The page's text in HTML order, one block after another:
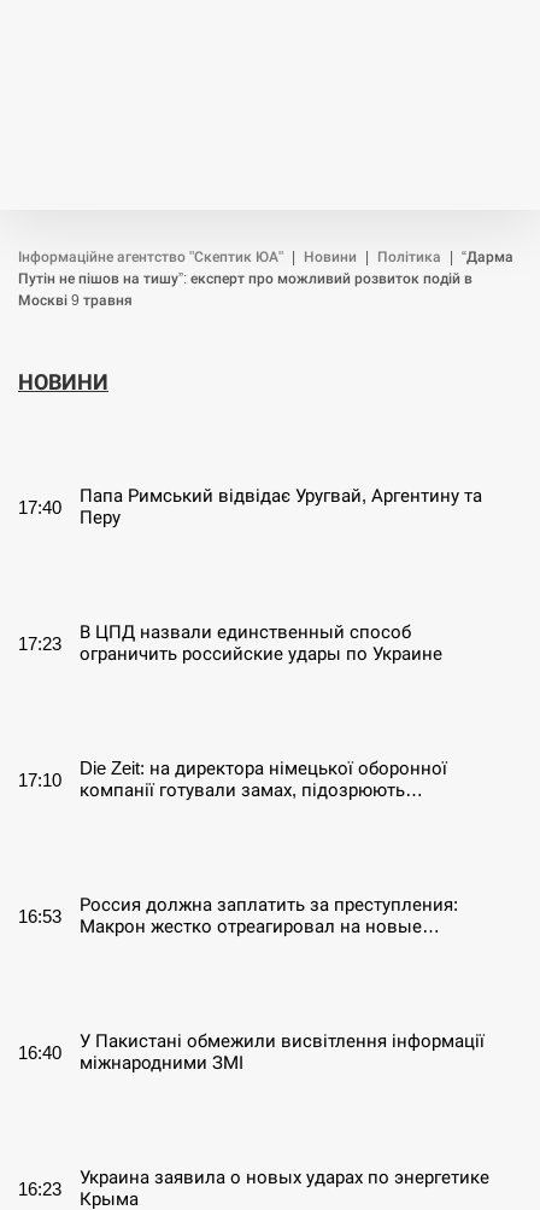
Інформаційне агентство "Скептик ЮА" Новини Політика
“Дарма
Путін не пішов на тишу”: експерт про можливий розвиток подій в
Москві 9 травня
НОВИНИ
17:40
Папа Римський відвідає Уругвай, Аргентину та
Перу
17:23
В ЦПД назвали единственный способ
ограничить российские удары по Украине
17:10
Die Zeit: на директора німецької оборонної
компанії готували замах, підозрюють…
16:53
Россия должна заплатить за преступления:
Макрон жестко отреагировал на новые…
16:40
У Пакистані обмежили висвітлення інформації
міжнародними ЗМІ
16:23
Украина заявила о новых ударах по энергетике
Крыма